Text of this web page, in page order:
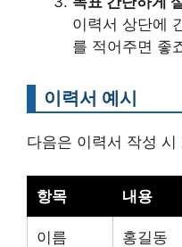
이력서 상단에
를 적어주면 좋
이력서 예시
다음은 이력서 작성
항목 내용
이름 홍길동